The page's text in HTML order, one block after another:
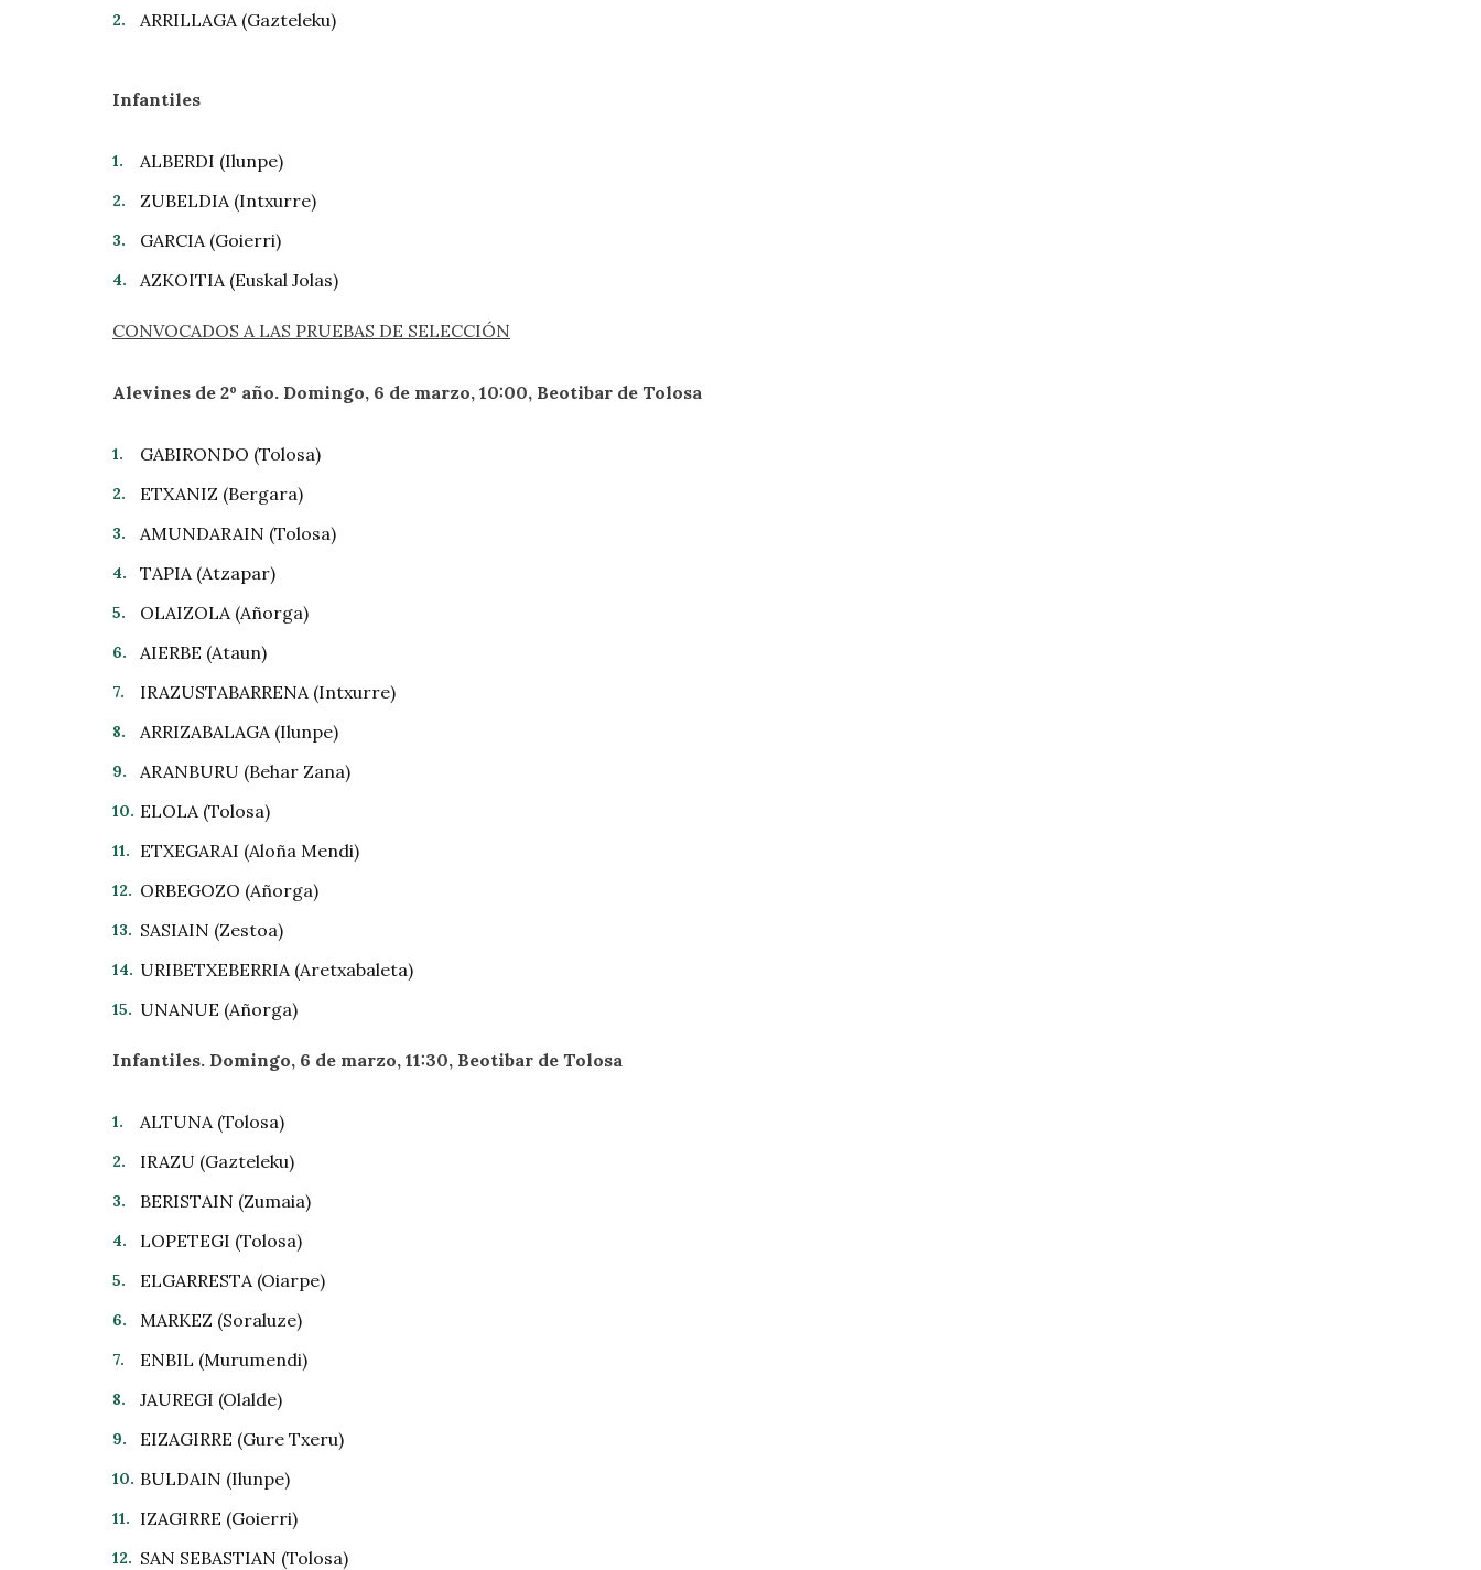
ARRILLAGA (Gazteleku)
Infantiles
ALBERDI (Ilunpe)
ZUBELDIA (Intxurre)
GARCIA (Goierri)
AZKOITIA (Euskal Jolas)
CONVOCADOS A LAS PRUEBAS DE SELECCIÓN
Alevines de 2º año. Domingo, 6 de marzo, 10:00, Beotibar de Tolosa
GABIRONDO (Tolosa)
ETXANIZ (Bergara)
AMUNDARAIN (Tolosa)
TAPIA (Atzapar)
OLAIZOLA (Añorga)
AIERBE (Ataun)
IRAZUSTABARRENA (Intxurre)
ARRIZABALAGA (Ilunpe)
ARANBURU (Behar Zana)
ELOLA (Tolosa)
ETXEGARAI (Aloña Mendi)
ORBEGOZO (Añorga)
SASIAIN (Zestoa)
URIBETXEBERRIA (Aretxabaleta)
UNANUE (Añorga)
Infantiles. Domingo, 6 de marzo, 11:30, Beotibar de Tolosa
ALTUNA (Tolosa)
IRAZU (Gazteleku)
BERISTAIN (Zumaia)
LOPETEGI (Tolosa)
ELGARRESTA (Oiarpe)
MARKEZ (Soraluze)
ENBIL (Murumendi)
JAUREGI (Olalde)
EIZAGIRRE (Gure Txeru)
BULDAIN (Ilunpe)
IZAGIRRE (Goierri)
SAN SEBASTIAN (Tolosa)